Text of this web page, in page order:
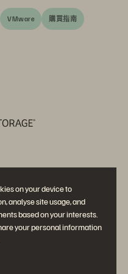
on your device to
analyse site usage, and
based on your interests.
your personal information
VMware 購買指南